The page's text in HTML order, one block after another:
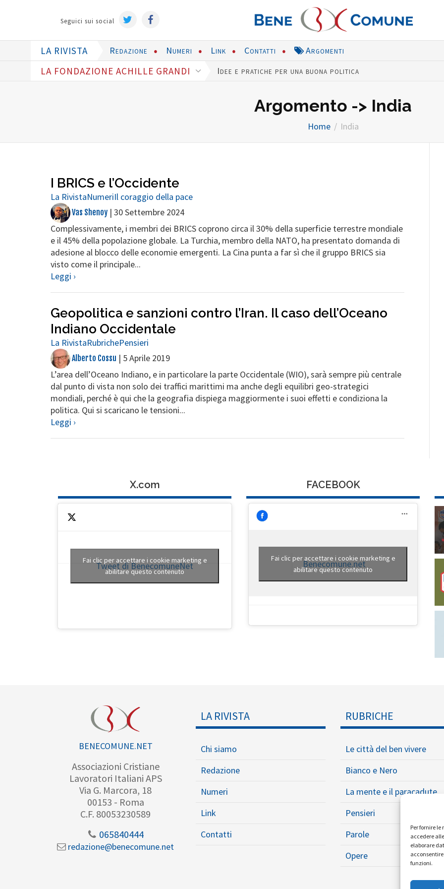
Per fornire
accedere
elaborare
funzioni.
Seguici sui social
LA RIVISTA Redazione Numeri Link Contatti Argomenti
LA FONDAZIONE ACHILLE GRANDI Idee e pratiche per una buona politica
Argomento -> India
Home India
I BRICS e l’Occidente
La RivistaNumeriIl coraggio della pace
Vas Shenoy | 30 Settembre 2024
Complessivamente, i membri dei BRICS coprono circa il 30% della superficie terrestre mondiale
e il 45% della popolazione globale. La Turchia, membro della NATO, ha presentato domanda di
adesione al blocco delle economie emergenti. La Cina punta a far sì che il gruppo BRICS sia
visto come il principale...
Leggi ›
Geopolitica e sanzioni contro l’Iran. Il caso dell’Oceano
Indiano Occidentale
La RivistaRubrichePensieri
Alberto Cossu | 5 Aprile 2019
L’area dell’Oceano Indiano, e in particolare la parte Occidentale (WIO), sarà sempre più centrale
dal punto di vista non solo dei traffici marittimi ma anche degli equilibri geo-strategici
mondiali, perché è qui che la geografia dispiega maggiormente i suoi effetti e condiziona la
politica. Qui si scaricano le tensioni...
Leggi ›
X.com
Tweet di BenecomuneNet
Fai clic per accettare i cookie marketing e
abilitare questo contenuto
FACEBOOK
Benecomune.net
Fai clic per accettare i cookie marketing e
abilitare questo contenuto
BENECOMUNE.NET
Associazioni Cristiane
Lavoratori Italiani APS
Via G. Marcora, 18
00153 - Roma
C.F. 80053230589
065840444
redazione@benecomune.net
LA RIVISTA
Chi siamo
Redazione
Numeri
Link
Contatti
RUBRICHE
Le città del ben vivere
Bianco e Nero
La mente e il paracadute
Pensieri
Parole
Opere